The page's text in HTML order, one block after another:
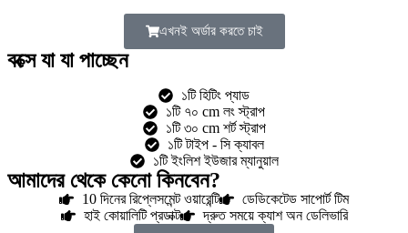
এখনই অর্ডার করতে চাই
বক্সে যা যা পাচ্ছেন
১টি হিটিং প্যাড
১টি ৭০ cm লং স্ট্রাপ
১টি ৩০ cm শর্ট স্ট্রাপ
১টি টাইপ - সি ক্যাবল
১টি ইংলিশ ইউজার ম্যানুয়াল
আমাদের থেকে কেনো কিনবেন?
10 দিনের রিপ্লেসমেন্ট ওয়ারেন্টি
ডেডিকেটেড সাপোর্ট টিম
হাই কোয়ালিটি প্রডাক্ট
দ্রুত সময়ে ক্যাশ অন ডেলিভারি